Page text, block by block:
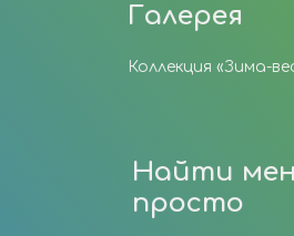
Галерея
Коллекция «Зима-
Найти
просто